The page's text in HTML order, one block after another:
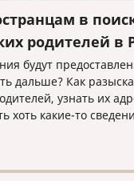
в
родителей в
будут
дальше? Как
узнать их
хоть какие-то